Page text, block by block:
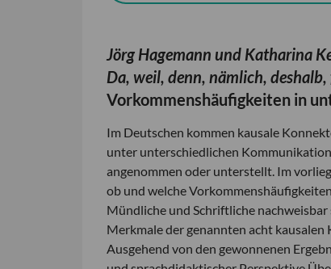
Jörg Hagemann und Katharina
Da, weil, denn, nämlich,
Vorkommenshäufigkeiten in
Im Deutschen kommen kausale
unter unterschiedlichen
angenommen oder unterstellt. Im
ob und welche
Mündliche und Schriftliche
Merkmale der genannten acht
Ausgehend von den gewonnenen